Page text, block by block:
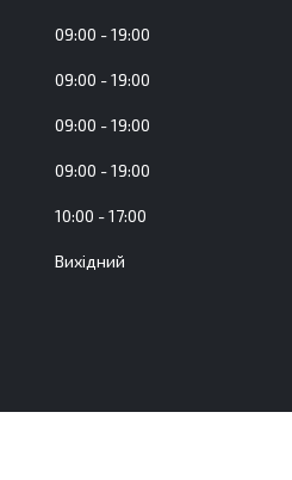
09:00 19:00
09:00 19:00
09:00 19:00
09:00 19:00
10:00 17:00
Вихідний